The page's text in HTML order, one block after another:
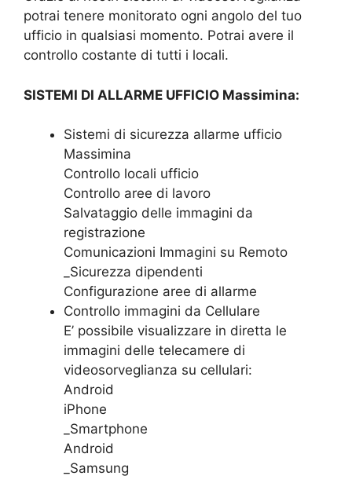
potrai tenere monitorato ogni angolo del tuo
ufficio in qualsiasi momento. Potrai avere il
controllo costante di tutti i locali.
SISTEMI DI ALLARME UFFICIO Massimina:
Sistemi di sicurezza allarme ufficio
Massimina
Controllo locali ufficio
Controllo aree di lavoro
Salvataggio delle immagini da
registrazione
Comunicazioni Immagini su Remoto
_Sicurezza dipendenti
Configurazione aree di allarme
Controllo immagini da Cellulare
E’ possibile visualizzare in diretta le
immagini delle telecamere di
videosorveglianza su cellulari:
Android
iPhone
_Smartphone
Android
_Samsung